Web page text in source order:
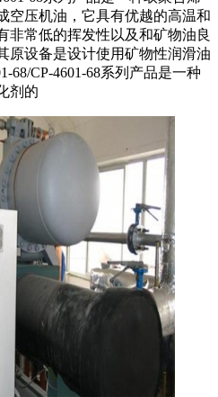
空压机油，它具有优越的高温和
非常低的挥发性以及和矿物油良
原设备是设计使用矿物性润滑油
68/CP-4601-68系列产品是一种
剂的